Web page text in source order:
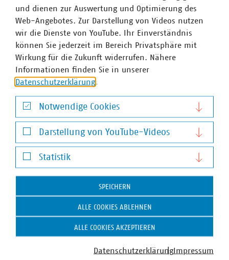
und dienen zur Auswertung und Optimierung des
Web-Angebotes. Zur Darstellung von Videos nutzen
wir die Dienste von YouTube. Ihr Einverständnis
können Sie jederzeit im Bereich Privatsphäre mit
Wirkung für die Zukunft widerrufen. Nähere
Informationen finden Sie in unserer
Datenschutzerklärung.
Notwendige Cookies
Notwendige Cookies
Darstellung von YouTube-Videos
Darstellung von YouTube-Videos
Statistik
Statistik
SPEICHERN
ALLE COOKIES ABLEHNEN
ALLE COOKIES AKZEPTIEREN
DatenschutzerklärungImpressum